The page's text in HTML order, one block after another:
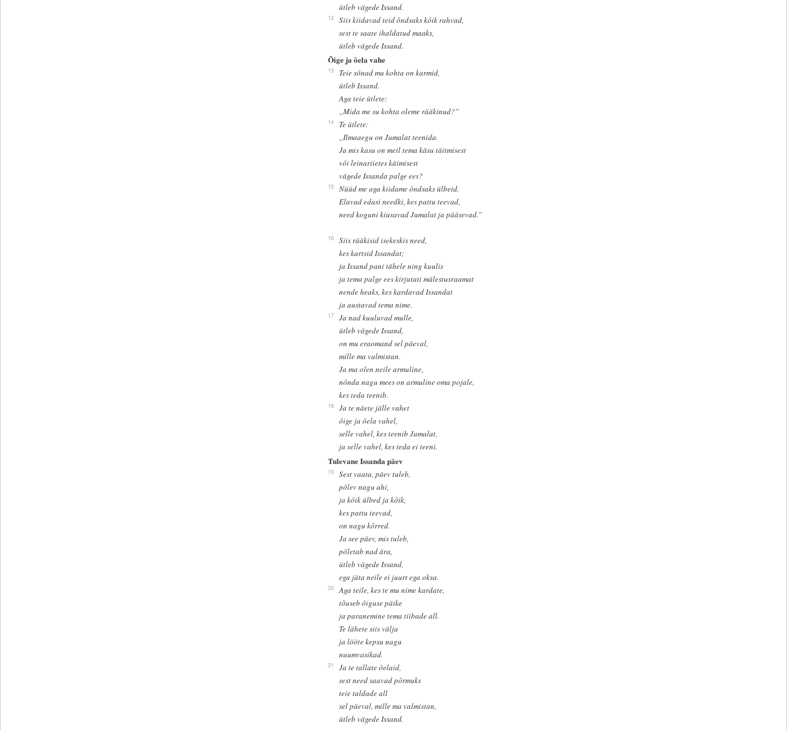
ütleb vägede Issand.
12
Siis kiidavad teid õndsaks kõik rahvad,
sest te saate ihaldatud maaks,
ütleb vägede Issand.
Õige ja õela vahe
13
Teie sõnad mu kohta on karmid,
ütleb Issand.
Aga teie ütlete:
„Mida me su kohta oleme rääkinud?”
14
Te ütlete:
„Ilmaaegu on Jumalat teenida.
Ja mis kasu on meil tema käsu täitmisest
või leinariietes käimisest
vägede Issanda palge ees?
15
Nüüd me aga kiidame õndsaks ülbeid.
Elavad edasi needki, kes pattu teevad,
need koguni kiusavad Jumalat ja pääsevad.”
16
Siis rääkisid isekeskis need,
kes kartsid Issandat;
ja Issand pani tähele ning kuulis
ja tema palge ees kirjutati mälestusraamat
nende heaks, kes kardavad Issandat
ja austavad tema nime.
17
Ja nad kuuluvad mulle,
ütleb vägede Issand,
on mu eraomand sel päeval,
mille ma valmistan.
Ja ma olen neile armuline,
nõnda nagu mees on armuline oma pojale,
kes teda teenib.
18
Ja te näete jälle vahet
õige ja õela vahel,
selle vahel, kes teenib Jumalat,
ja selle vahel, kes teda ei teeni.
Tulevane Issanda päev
19
Sest vaata, päev tuleb,
põlev nagu ahi,
ja kõik ülbed ja kõik,
kes pattu teevad,
on nagu kõrred.
Ja see päev, mis tuleb,
põletab nad ära,
ütleb vägede Issand,
ega jäta neile ei juurt ega oksa.
20
Aga teile, kes te mu nime kardate,
tõuseb õiguse päike
ja paranemine tema tiibade all.
Te lähete siis välja
ja lööte kepsu nagu
nuumvasikad.
21
Ja te tallate õelaid,
sest need saavad põrmuks
teie taldade all
sel päeval, mille ma valmistan,
ütleb vägede Issand.